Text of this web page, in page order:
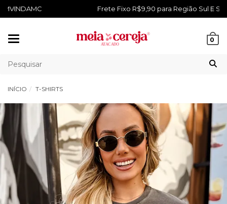
Frete Fixo R$9,90 para Região Sul E Sudeste
0
INÍCIO T-SHIRTS